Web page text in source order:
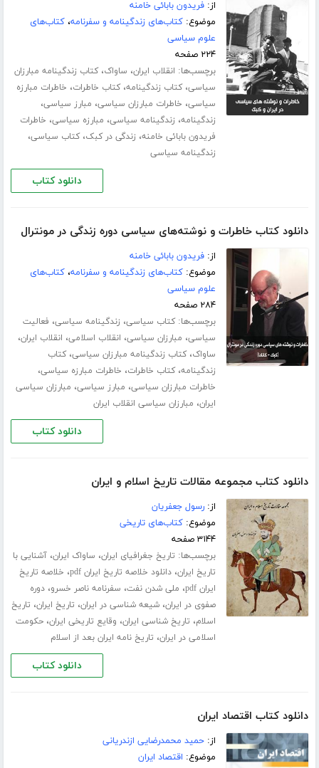
از:فریدون بابائی خامنه
موضوع:کتاب‌های زندگینامه و سفرنامه،کتاب‌های
علوم سیاسی
۲۲۴ صفحه
برچسب‌ها: انقلاب ایران، ساواک،کتاب زندگینامه مبارزان
سیاسی،کتاب زندگینامه،کتاب خاطرات، خاطرات مبارزه
سیاسی، خاطرات مبارزان سیاسی، مبارز سیاسی،
زندگینامه، زندگینامه سیاسی، مبارزه سیاسی، خاطرات
فریدون بابائی خامنه، زندگی در کبک،کتاب سیاسی،
زندگینامه سیاسی
دانلود کتاب
دانلود کتاب خاطرات و نوشته‌های سیاسی دوره زندگی در مونترال
از:فریدون بابائی خامنه
موضوع:کتاب‌های زندگینامه و سفرنامه،کتاب‌های
علوم سیاسی
۲۸۴ صفحه
برچسب‌ها:کتاب سیاسی، زندگینامه سیاسی، فعالیت
سیاسی، مبارزان سیاسی، انقلاب اسلامی، انقلاب ایران،
ساواک،کتاب زندگینامه مبارزان سیاسی،کتاب
زندگینامه،کتاب خاطرات، خاطرات مبارزه سیاسی،
خاطرات مبارزان سیاسی، مبارز سیاسی، مبارزان سیاسی
ایران، مبارزان سیاسی انقلاب ایران
دانلود کتاب
دانلود کتاب مجموعه مقالات تاریخ اسلام و ایران
از:رسول جعفریان
موضوع:کتاب‌های تاریخی
۳۱۴۴ صفحه
برچسب‌ها: تاریخ جغرافیای ایران، ساواک ایران،آشنایی با
تاریخ ایران،دانلود خلاصه تاریخ ایران pdf ، خلاصه تاریخ
ایران pdf
، ملی شدن نفت، سفرنامه ناصر خسرو،دوره
صفوی در ایران،شیعه شناسی در ایران، تاریخ ایران، تاریخ
اسلام، تاریخ شناسی ایران، وقایع تاریخی ایران،حکومت
اسلامی در ایران، تاریخ نامه ایران بعد از اسلام
دانلود کتاب
دانلود کتاب اقتصاد ایران
از:حمید محمدرضایی ازندریانی
موضوع: اقتصاد ایران